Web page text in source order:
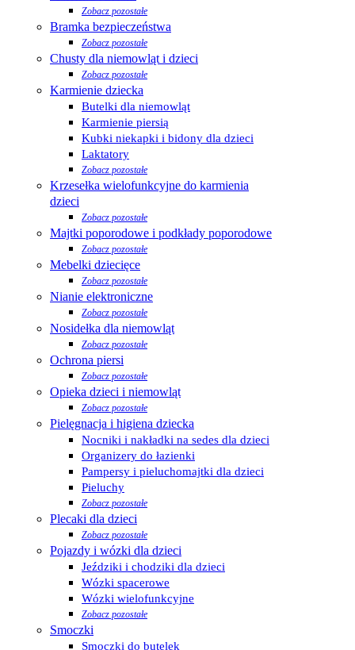
Zobacz pozostałe
Bramka bezpieczeństwa
Zobacz pozostałe
Chusty dla niemowląt i dzieci
Zobacz pozostałe
Karmienie dziecka
Butelki dla niemowląt
Karmienie piersią
Kubki niekapki i bidony dla dzieci
Laktatory
Zobacz pozostałe
Krzesełka wielofunkcyjne do karmienia
dzieci
Zobacz pozostałe
Majtki poporodowe i podkłady poporodowe
Zobacz pozostałe
Mebelki dziecięce
Zobacz pozostałe
Nianie elektroniczne
Zobacz pozostałe
Nosidełka dla niemowląt
Zobacz pozostałe
Ochrona piersi
Zobacz pozostałe
Opieka dzieci i niemowląt
Zobacz pozostałe
Pielęgnacja i higiena dziecka
Nocniki i nakładki na sedes dla dzieci
Organizery do łazienki
Pampersy i pieluchomajtki dla dzieci
Pieluchy
Zobacz pozostałe
Plecaki dla dzieci
Zobacz pozostałe
Pojazdy i wózki dla dzieci
Jeździki i chodziki dla dzieci
Wózki spacerowe
Wózki wielofunkcyjne
Zobacz pozostałe
Smoczki
Smoczki do butelek